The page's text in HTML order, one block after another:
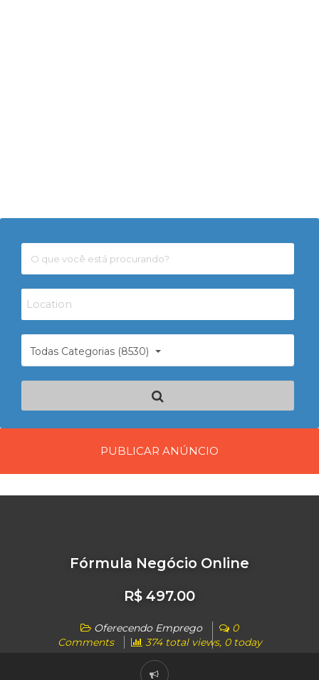
Todas Categorias (8530)
PUBLICAR ANÚNCIO
Fórmula Negócio Online
R$ 497.00
Oferecendo Emprego
0
Comments
374 total views, 0 today